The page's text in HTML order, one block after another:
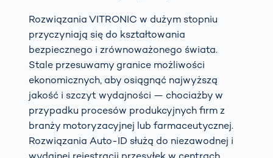
Rozwiązania VITRONIC w dużym stopniu
przyczyniają się do kształtowania
bezpiecznego i zrównoważonego świata.
Stale przesuwamy granice możliwości
ekonomicznych, aby osiągnąć najwyższą
jakość i szczyt wydajności — chociażby w
przypadku procesów produkcyjnych firm z
branży motoryzacyjnej lub farmaceutycznej.
Rozwiązania Auto-ID służą do niezawodnej i